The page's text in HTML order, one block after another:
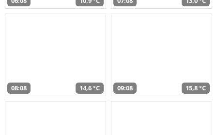
08:08 14,6 °C 09:08 15,8 °C